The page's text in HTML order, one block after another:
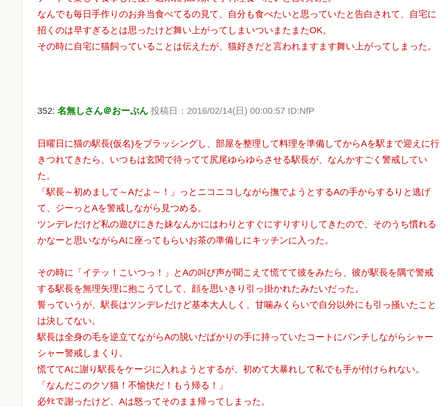
なんでも毎日手作りのお弁当食べてるの見て、自分も食べたいと思っていたと告白されて、自宅に
招くのは早すぎるとは思ったけど舞い上がってしまいついまたまたOK。
その時に自宅に猫飼っていることは伝えたが、猫好きだと言われますます舞い上がってしまった。
352: 名無しさん＠おーぷん 投稿日：2016/02/14(日) 00:00:57 ID:NfP
日曜日に猫の駅長(仮名)をブラッシングし、部屋を整理して料理を準備してからAを駅まで迎えに行
きつれてきたら、いつもは玄関で待ってて尻尾ゆらゆらさせる駅長が、なんかすごく警戒してい
た。
「駅長～初めまして～Aだよ～！」っとニコニコしながら撫でようとするAの手からするりと逃げ
て、ジーっとAを警戒しながら見つめる。
ツンデレだけど私の遊びにきた妹なんかにはわりとすぐにすりすりしてきたので、そのうち慣れる
かなーと思いながらAに座ってもらいお茶の準備しにキッチンに入った。
その時に「イテッ！こいつっ！」とAの叫び声が聞こえて慌てて彼をみたら、彼が駅長を隅で警戒
する駅長を無理矢理に抱こうてして、顔を思いきり引っ掛かれたみたいだった。
誓っていうが、駅長はツンデレだけど基本大人しく、甘噛みくらいで自分以外にも引っ掻いたこと
は決してない。
駅長は全身の毛を逆立てながらAの脱いだばかりの手に持っていたコートにパンチしながらシャー
シャー警戒しまくり。
慌ててAに謝り駅長をケージに入れようとするが、初めて大暴れして私でも手が付けられない。
「なんだこのクソ猫！不愉快だ！もう帰る！」
必ﾀﾋで謝ったけど、Aは怒ってそのまま帰ってしまった。